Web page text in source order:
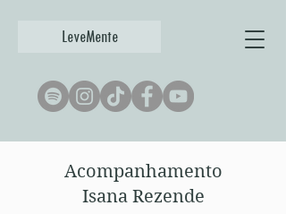
LeveMente
Acompanhamento
Isana Rezende